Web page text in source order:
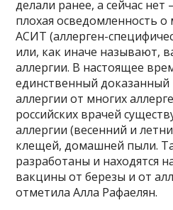
делали ранее, а сейчас нет
плохая осведомленность
АСИТ (аллерген-
или, как иначе называют,
аллергии. В настоящее
единственный доказанный
аллергии от многих
российских врачей
аллергии (весенний и
клещей, домашней пыли.
разработаны и находятся
вакцины от березы и от
отметила Алла Рафаелян.